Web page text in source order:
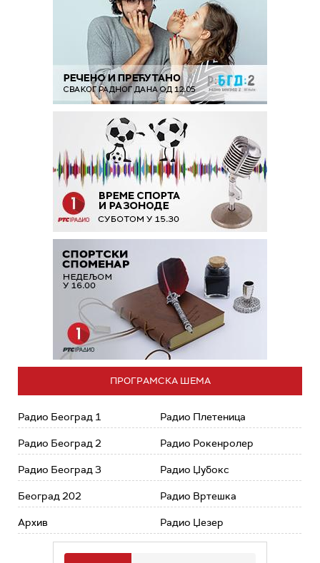
ПРОГРАМСКА ШЕМА
Радио Београд 1
Радио Београд 2
Радио Београд 3
Београд 202
Архив
Радио Плетеница
Радио Рокенролер
Радио Џубокс
Радио Вртешка
Радио Џезер